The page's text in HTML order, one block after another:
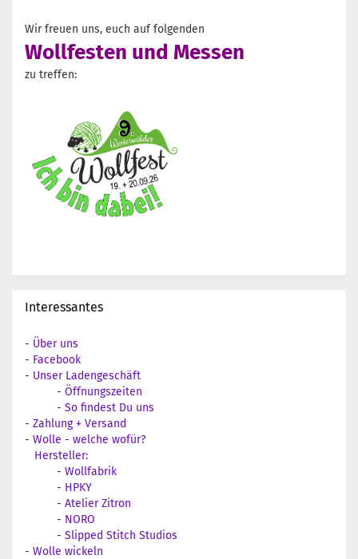
Wir freuen uns, euch auf folgenden
Wollfesten und Messen
zu treffen:
Interessantes
- Über uns
- Facebook
- Unser Ladengeschäft
- Öffnungszeiten
- So findest Du uns
- Zahlung + Versand
- Wolle - welche wofür?
Hersteller:
- Wollfabrik
- HPKY
- Atelier Zitron
- NORO
- Slipped Stitch Studios
- Wolle wickeln